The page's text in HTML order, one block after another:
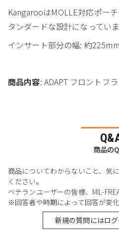
KangarooはMOLLE対応ポー
タンダードな設計になっていま
インサート部分の幅: 約225mm
商品内容: ADAPT フロントフ
商品の
商品についてわからないこと、気
ください。
ベテランユーザーの皆様、MIL-
※回答者や時期によって回答が変
新規の質問にはロ